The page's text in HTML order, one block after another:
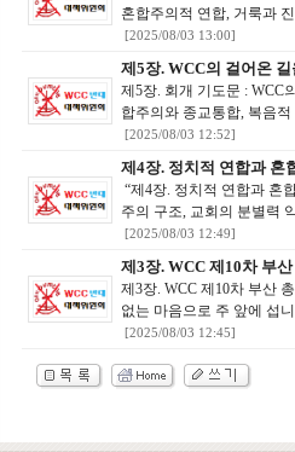
혼합주의적 연합, 거룩과
[2025/08/03 13:00]
제5장. WCC의 걸어온
제5장. 회개 기도문 : WCC
합주의와 종교통합, 복음
[2025/08/03 12:52]
제4장. 정치적 연합과 혼
“제4장. 정치적 연합과 혼
주의 구조, 교회의 분별력
[2025/08/03 12:49]
제3장. WCC 제10차 부
제3장. WCC 제10차 부산
없는 마음으로 주 앞에 섭
[2025/08/03 12:45]